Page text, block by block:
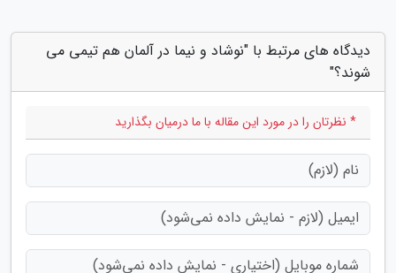
دیدگاه های مرتبط با "نوشاد و نیما در آلمان هم تیمی می
شوند؟"
* نظرتان را در مورد این مقاله با ما درمیان بگذارید